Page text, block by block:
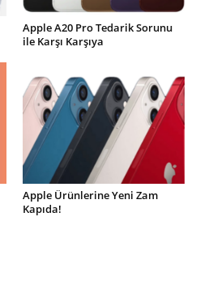
Apple A20 Pro Tedarik Sorunu
ile Karşı Karşıya
Apple Ürünlerine Yeni Zam
Kapıda!